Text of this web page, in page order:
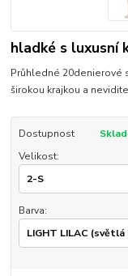
hladké s luxusní
Průhledné 20denierové
širokou krajkou a
Dostupnost
Velikost:
Barva: